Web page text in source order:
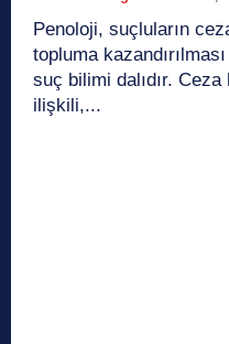
Penoloji, suçluların
topluma
suç bilimi dalıdır.
ilişkili,...